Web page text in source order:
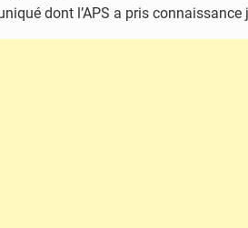
dont l’APS a pris connaissance